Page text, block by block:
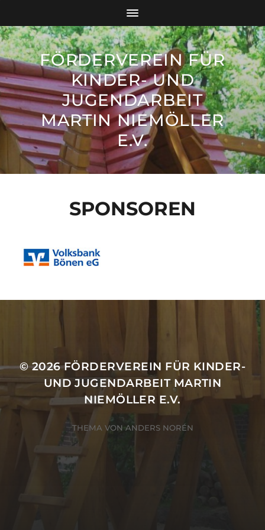
FÖRDERVEREIN FÜR
KINDER- UND
JUGENDARBEIT
MARTIN NIEMÖLLER
E.V.
SPONSOREN
© 2026FÖRDERVEREIN FÜR KINDER-
UND JUGENDARBEIT MARTIN
NIEMÖLLER E.V.
THEMA VONANDERS NORÉN